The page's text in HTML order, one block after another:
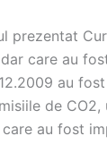
prezentat
care au
au
de CO2,
au fost